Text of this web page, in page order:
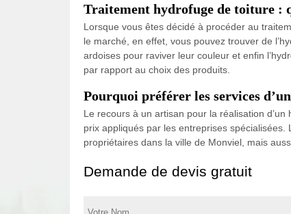
Traitement hydrofuge de toiture :
Lorsque vous êtes décidé à procéder au
le marché, en effet, vous pouvez trouver de
ardoises pour raviver leur couleur et enfin
par rapport au choix des produits.
Pourquoi préférer les services
Le recours à un artisan pour la réalisation
prix appliqués par les entreprises spécialisées.
propriétaires dans la ville de Monviel, mais
Demande de devis gratuit